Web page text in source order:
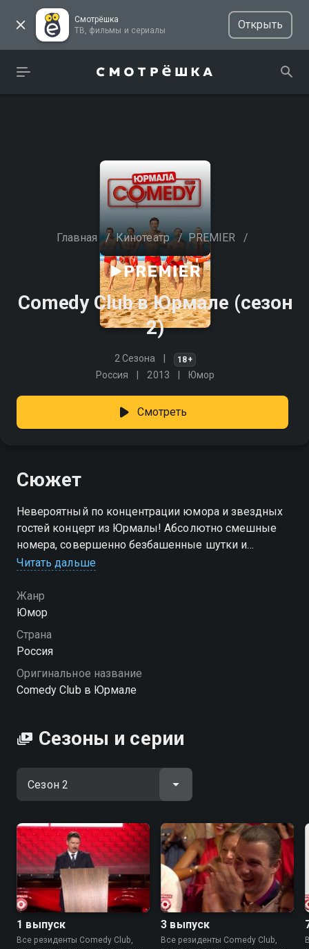
Смотрёшка
ТВ, фильмы и сериалы
Открыть
Главная / Кинотеатр / PREMIER /
Comedy Club в Юрмале (сезон
2)
2 Сезона 18+
Россия 2013 Юмор
Смотреть
Сюжет
Невероятный по концентрации юмора и звездных
гостей концерт из Юрмалы! Абсолютно смешные
номера, совершенно безбашенные шутки и
любимые резиденты Comedy Club: Павел Воля,
ансамбль USB и другие участники шоу.
Посмотреть онлайн 2 сезон сериала Comedy Club в
Юрмале вы можете совершенно бесплатно в
Читать дальше
Жанр
Юмор
Страна
Россия
Оригинальное название
Comedy Club в Юрмале
Сезоны и серии
1 выпуск
Все резиденты Comedy Club,
3 выпуск
Все резиденты Comedy Club,